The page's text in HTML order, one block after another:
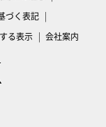
づく表記
る表示 会社案内